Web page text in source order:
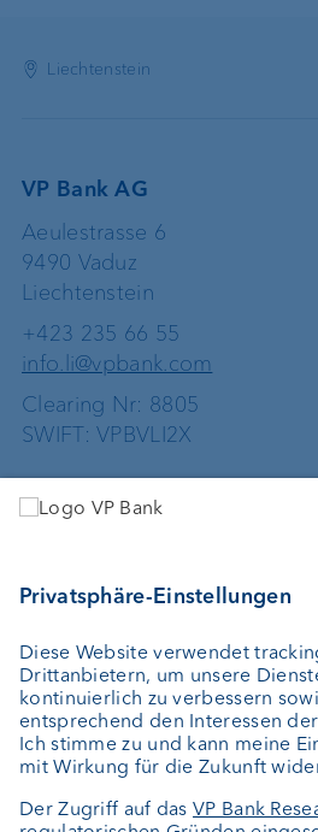
Liechtenstein
VP Bank AG
Aeulestrasse 6
9490 Vaduz
Liechtenstein
+423 235 66 55
info.li@vpbank.com
Clearing Nr: 8805
SWIFT: VPBVLI2X
Dienstleistungen
Vermögensverwaltung
Vermögensplanung
Depotbank
Externer Vermögensverwalter
Private Label Fonds
Investment Consulting
Über uns